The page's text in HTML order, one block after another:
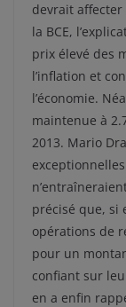
devrait
la BCE,
prix élevé des
l’inflation et
l’économie.
maintenue à
2013. Mario
précisé que, si
opérations de
pour un
confiant sur
en a enfin